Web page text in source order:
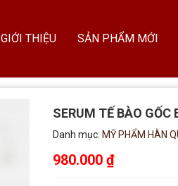
GIỚI THIỆU SẢN PHẨM MỚI
SERUM TẾ BÀO GỐC
Danh mục: MỸ PHẨM HÀN
980.000 ₫